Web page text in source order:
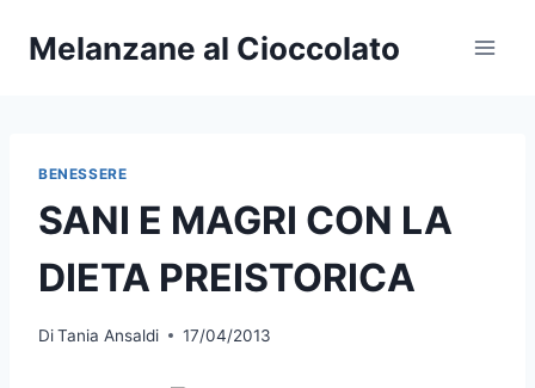
Melanzane al Cioccolato
BENESSERE
SANI E MAGRI CON LA
DIETA PREISTORICA
DiTania Ansaldi 17/04/2013